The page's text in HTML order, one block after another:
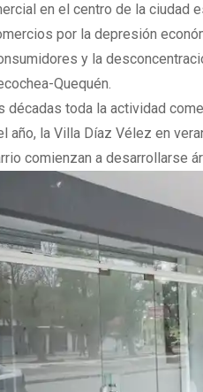
en el centro de la ciudad
por la depresión
y la
Quequén.
décadas toda la actividad
año, la Villa Díaz Vélez en
comienzan a desarrollarse